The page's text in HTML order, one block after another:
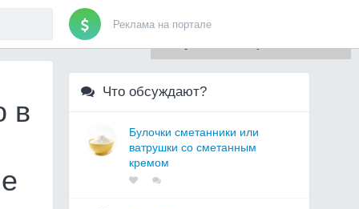
Реклама на портале
в
Что обсуждают?
Булочки сметанники или
ватрушки со сметанным
кремом
Для любых предложений по